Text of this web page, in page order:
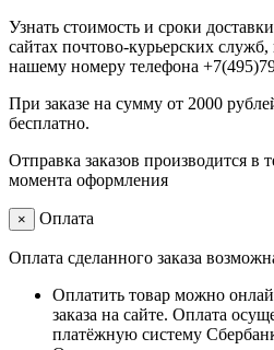
Узнать стоимость и сроки
сайтах почтово-курьерских
нашему номеру телефона
При заказе на сумму от 2000
бесплатно.
Отправка заказов производится в
момента оформления
× Оплата
Оплата сделанного заказа
Оплатить товар можно
заказа на сайте. Оплата
платёжную систему